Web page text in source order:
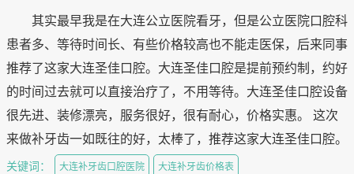
其实最早我是在大连公立医院看牙，但是公立医院口腔科
患者多、等待时间长、有些价格较高也不能走医保，后来同事
推荐了这家大连圣佳口腔。大连圣佳口腔是提前预约制，约好
的时间过去就可以直接治疗了，不用等待。大连圣佳口腔设备
很先进、装修漂亮，服务很好，很有耐心，价格实惠。 这次
来做补牙齿一如既往的好，太棒了，推荐这家大连圣佳口腔。
关键词： 大连补牙齿口腔医院 大连补牙齿价格表